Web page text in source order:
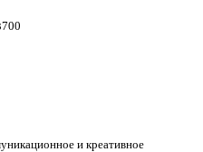
700
и креативное